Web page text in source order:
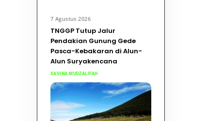
7 Agustus 2026
TNGGP Tutup Jalur
Pendakian Gunung Gede
Pasca-Kebakaran di Alun-
Alun Suryakencana
SAVINA MUDZALIFAH